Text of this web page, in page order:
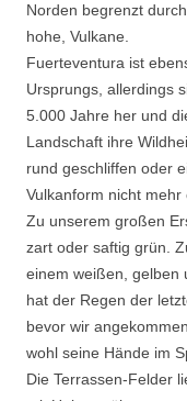
Norden begrenzt
hohe, Vulkane.
Fuerteventura ist
Ursprungs, allerdings
5.000 Jahre her und
Landschaft ihre
rund geschliffen oder
Vulkanform nicht mehr
Zu unserem großen
zart oder saftig grün.
einem weißen, gelben
hat der Regen der
bevor wir
wohl seine Hände im
Die Terrassen-Felder